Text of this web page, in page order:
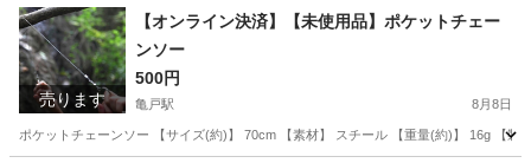
東京 江東区 錦糸町駅 その他 トイレットペーパー
売ります
【オンライン決済】【未使用品】ポケットチェー
ンソー
500円
亀戸駅 8月8日
ポケットチェーンソー 【サイズ(約)】 70cm 【素材】 スチール 【重量(約)】 16g 【